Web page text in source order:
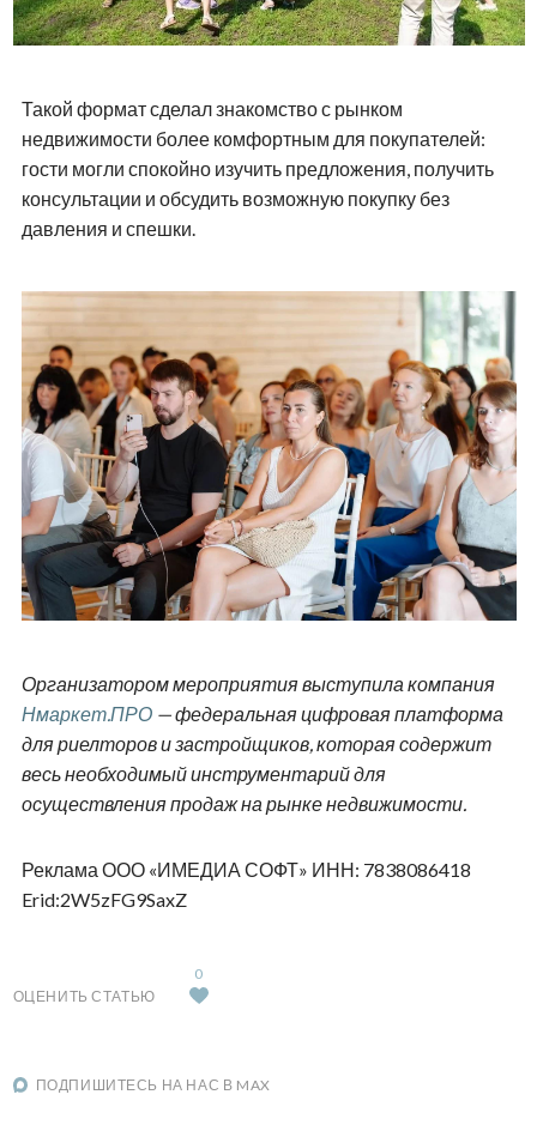
Такой формат сделал знакомство с рынком
недвижимости более комфортным для покупателей:
гости могли спокойно изучить предложения, получить
консультации и обсудить возможную покупку без
давления и спешки.
Организатором мероприятия выступила компания
Нмаркет.ПРО — федеральная цифровая платформа
для риелторов и застройщиков, которая содержит
весь необходимый инструментарий для
осуществления продаж на рынке недвижимости.
Реклама ООО «ИМЕДИА СОФТ» ИНН: 7838086418
Erid:2W5zFG9SaxZ
ОЦЕНИТЬ СТАТЬЮ
0
ПОДПИШИТЕСЬ НА НАС В MAX